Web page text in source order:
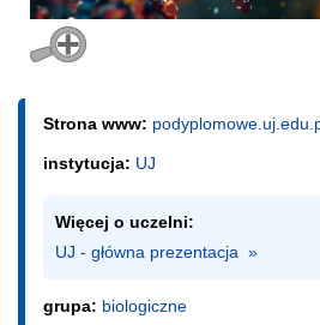
Strona www:
instytucja: UJ
Więcej o uczelni:
UJ - główna prezentacja  »
grupa: biologiczne